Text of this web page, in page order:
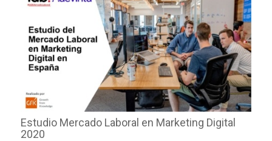
Estudio Mercado Laboral en Marketing Digital
2020